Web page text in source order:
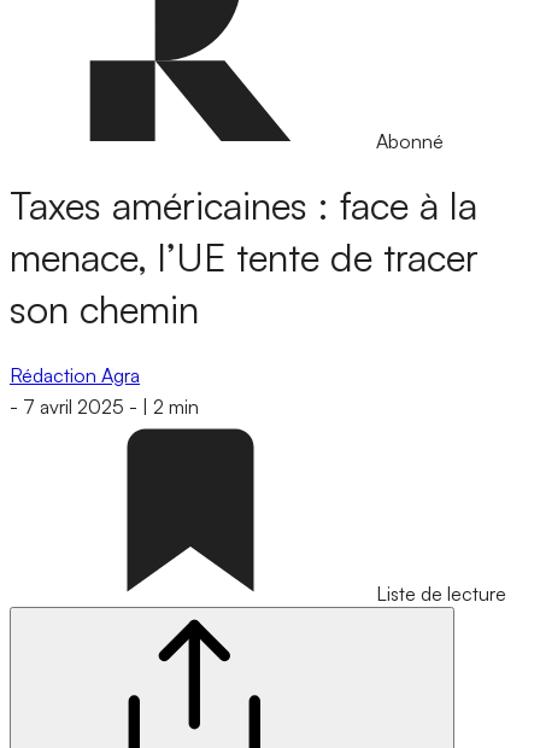
Abonné
Taxes américaines : face à la
menace, l’UE tente de tracer
son chemin
Rédaction Agra
- 7 avril 2025 - 2 min
Liste de lecture